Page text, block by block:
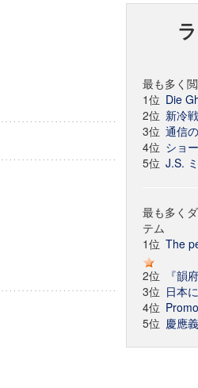
最も多く
1位 Die
2位 新冷
3位 通信
4位 ショ
5位 J.S.
最も多く
テム
1位 The
2位
『韻
3位 日本
4位
5位 慶應